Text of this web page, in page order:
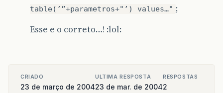
table(’”+parametros+"’) values…" ;
Esse e o correto…! :lol:
CRIADO
23 de março de 2004
ULTIMA RESPOSTA
23 de mar. de 2004
RESPOSTAS
2